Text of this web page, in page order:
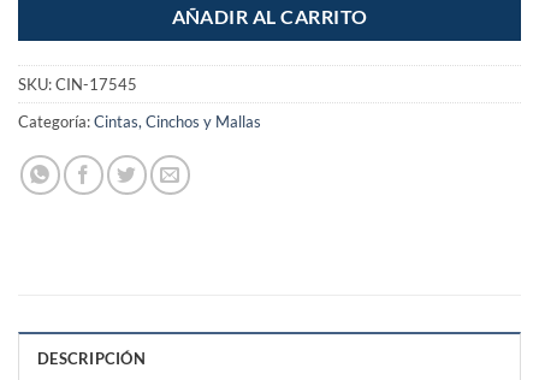
AÑADIR AL CARRITO
SKU:CIN-17545
Categoría:Cintas, Cinchos y Mallas
DESCRIPCIÓN